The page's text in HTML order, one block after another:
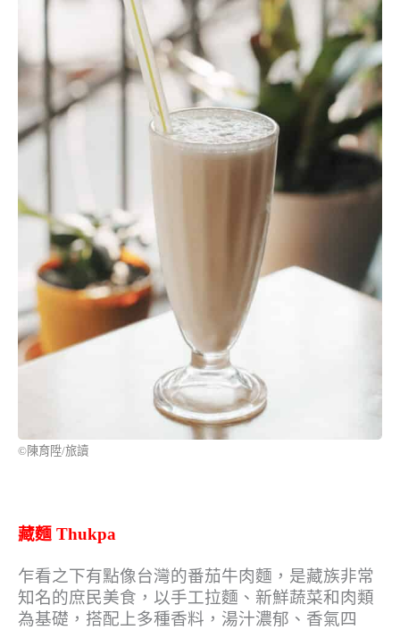
©陳育陞/旅讀
藏麵 Thukpa
乍看之下有點像台灣的番茄牛肉麵，是藏族非常
知名的庶民美食，以手工拉麵、新鮮蔬菜和肉類
為基礎，搭配上多種香料，湯汁濃郁、香氣四